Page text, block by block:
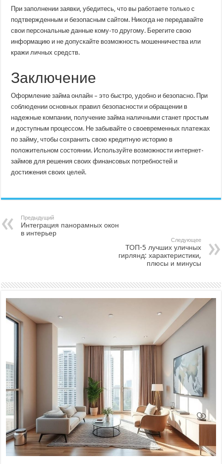
При заполнении заявки, убедитесь, что вы работаете только с
подтвержденным и безопасным сайтом. Никогда не передавайте
свои персональные данные кому-то другому. Берегите свою
информацию и не допускайте возможность мошенничества или
кражи личных средств.
Заключение
Оформление займа онлайн – это быстро, удобно и безопасно. При
соблюдении основных правил безопасности и обращении в
надежные компании, получение займа наличными станет простым
и доступным процессом. Не забывайте о своевременных платежах
по займу, чтобы сохранить свою кредитную историю в
положительном состоянии. Используйте возможности интернет-
займов для решения своих финансовых потребностей и
достижения своих целей.
Предыдущий
Интеграция панорамных окон
в интерьер
Следующее
ТОП-5 лучших уличных
гирлянд: характеристики,
плюсы и минусы